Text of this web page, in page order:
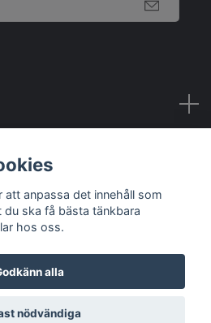
Amerino
anpassa det innehåll som
ska få bästa tänkbara
hos oss.
alla
nödvändiga